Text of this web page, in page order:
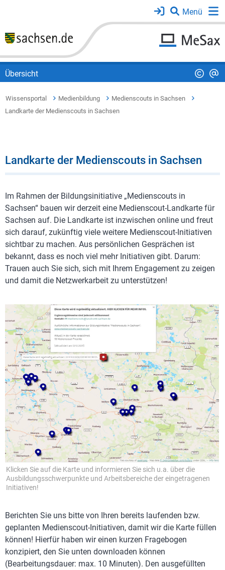
Übersicht
Wissensportal Medienbildung
Medienscouts in Sachsen
Landkarte der Medienscouts in Sachsen
Landkarte der Medienscouts in Sachsen
Im Rahmen der Bildungsinitiative „Medienscouts in
Sachsen“ bauen wir derzeit eine Medienscout-Landkarte für
Sachsen auf. Die Landkarte ist inzwischen online und freut
sich darauf, zukünftig viele weitere Medienscout-Initiativen
sichtbar zu machen. Aus persönlichen Gesprächen ist
bekannt, dass es noch viel mehr Initiativen gibt. Darum:
Trauen auch Sie sich, sich mit Ihrem Engagement zu zeigen
und damit die Netzwerkarbeit zu unterstützen!
Klicken Sie auf die Karte und informieren Sie sich u.a. über die
Ausbildungsschwerpunkte und Arbeitsbereiche der eingetragenen
Initiativen!
Berichten Sie uns bitte von Ihren bereits laufenden bzw.
geplanten Medienscout-Initiativen, damit wir die Karte füllen
können! Hierfür haben wir einen kurzen Fragebogen
konzipiert, den Sie unten downloaden können
(Bearbeitungsdauer: max. 10 Minuten). Den ausgefüllten